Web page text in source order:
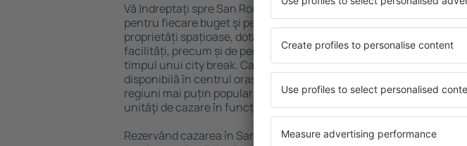
Vă ȋndreptaţi spre San Roman de los Montes? Găsiți cazare
pentru fiecare buget şi pentru nevoi variate. Puteți beneficia de
proprietăți spațioase, dotate cu tot confortul, cu numeroase
facilități, precum și de pensiuni ieftine pentru a sta câteva zile în
timpul unui city break. Cazarea în San Roman de los Montes este
disponibilă în centrul orașului, lângă aeroport și în cartiere sau
regiuni mai puțin populare. Acest lucru vă va ajuta să găsiţi
unităţi de cazare în funcție de nevoi și de planurile ulterioare.
Rezervând cazarea în San Roman de los Montes mai devreme,